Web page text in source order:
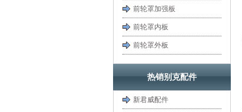
前轮罩加强板
前轮罩内板
前轮罩外板
热销别克配件
新君威配件